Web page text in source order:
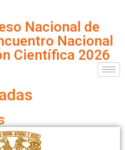
Nacional de
Nacional
Científica 2026